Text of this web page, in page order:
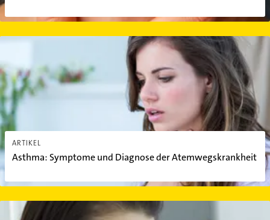
ARTIKEL
Asthma: Symptome und Diagnose der Atemwegskrankheit
Asthma: Symptome und Diagnose der Atemwegskrankheit
Morbus Menière: So äußert sich die Erkrankung des Innenohrs